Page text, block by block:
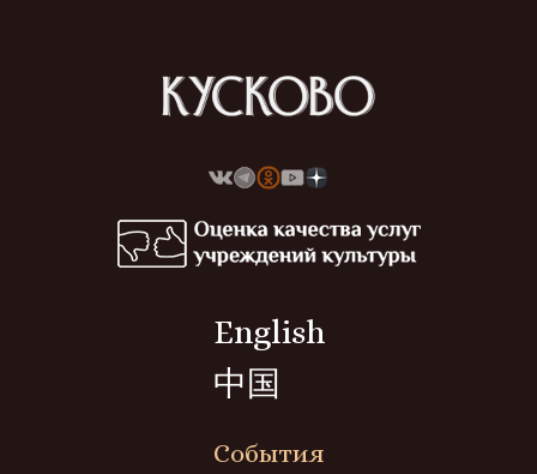
English
中国
События